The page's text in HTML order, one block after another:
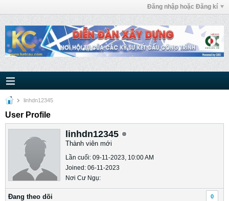
Đăng nhập hoặc Đăng kí
linhdn12345
User Profile
linhdn12345
Thành viên mới
Lần cuối: 09-11-2023, 10:00 AM
Joined: 06-11-2023
Nơi Cư Ngụ:
Ðang theo dõi 0